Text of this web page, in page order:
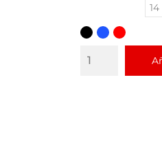
14
NEGRO
AZULROJO